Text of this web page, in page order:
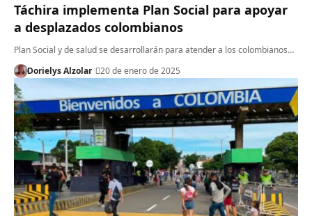
Táchira implementa Plan Social para apoyar
a desplazados colombianos
Plan Social y de salud se desarrollarán para atender a los colombianos…
Dorielys Alzolar
20 de enero de 2025